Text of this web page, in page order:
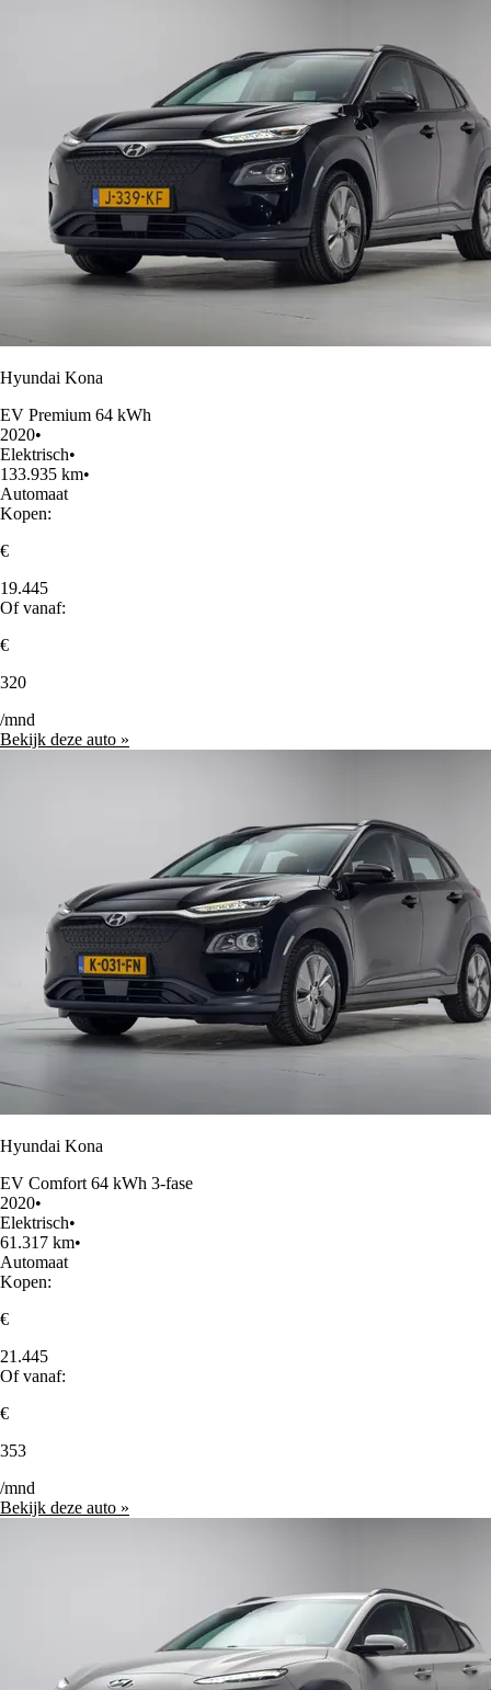
Hyundai Kona
EV Premium 64 kWh
2020•
Elektrisch•
133.935 km•
Automaat
Kopen:
€
19.445
Of vanaf:
€
320
/mnd
Bekijk deze auto »
Hyundai Kona
EV Comfort 64 kWh 3-fase
2020•
Elektrisch•
61.317 km•
Automaat
Kopen:
€
21.445
Of vanaf:
€
353
/mnd
Bekijk deze auto »